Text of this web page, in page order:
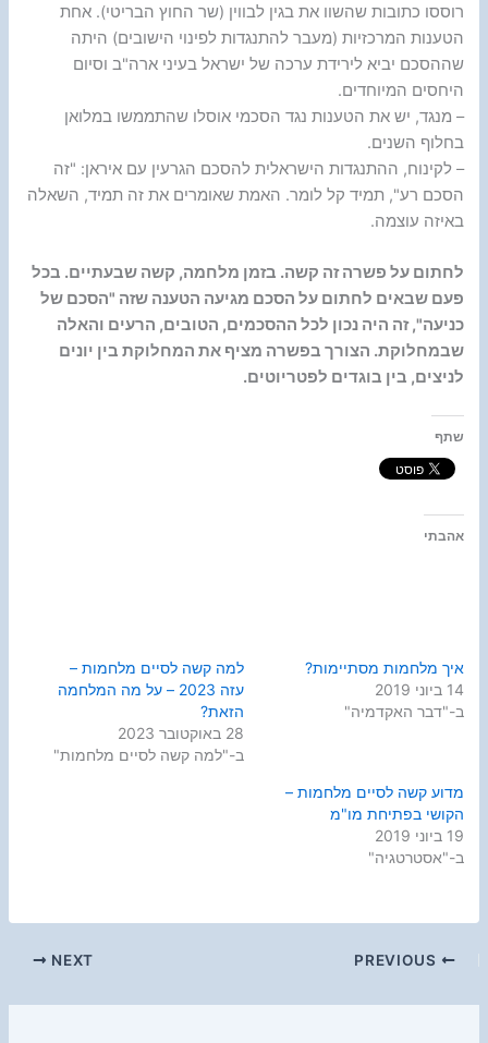
רוססו כתובות שהשוו את בגין לבווין (שר החוץ הבריטי). אחת
הטענות המרכזיות (מעבר להתנגדות לפינוי הישובים) היתה
שההסכם יביא לירידת ערכה של ישראל בעיני ארה"ב וסיום
היחסים המיוחדים.
– מנגד, יש את הטענות נגד הסכמי אוסלו שהתממשו במלואן
בחלוף השנים.
– לקינוח, ההתנגדות הישראלית להסכם הגרעין עם איראן: "זה
הסכם רע", תמיד קל לומר. האמת שאומרים את זה תמיד, השאלה
באיזה עוצמה.
לחתום על פשרה זה קשה. בזמן מלחמה, קשה שבעתיים. בכל
פעם שבאים לחתום על הסכם מגיעה הטענה שזה "הסכם של
כניעה", זה היה נכון לכל ההסכמים, הטובים, הרעים והאלה
שבמחלוקת. הצורך בפשרה מציף את המחלוקת בין יונים
לניצים, בין בוגדים לפטריוטים.
שתף
אהבתי
איך מלחמות מסתיימות?
14 ביוני 2019
ב-"דבר האקדמיה"
למה קשה לסיים מלחמות –
עזה 2023 – על מה המלחמה
הזאת?
28 באוקטובר 2023
ב-"למה קשה לסיים מלחמות"
מדוע קשה לסיים מלחמות –
הקושי בפתיחת מו"מ
19 ביוני 2019
ב-"אסטרטגיה"
NEXT